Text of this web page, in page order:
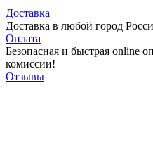
Доставка
Доставка в любой город
Оплата
Безопасная и быстрая online
комиссии!
Отзывы